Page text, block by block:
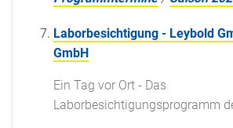
Laborbesichtigung - Leybold
GmbH
Ein Tag vor Ort - Das
Laborbesichtigungsprogramm